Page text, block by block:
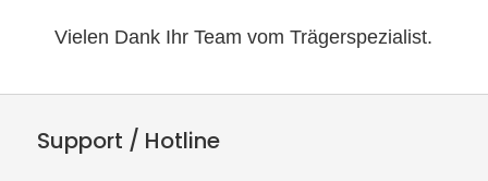
Vielen Dank Ihr Team vom Trägerspezialist.
Support / Hotline